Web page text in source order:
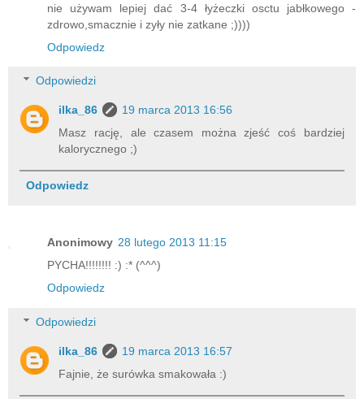
nie używam lepiej dać 3-4 łyżeczki osctu jabłkowego -
zdrowo,smacznie i zyły nie zatkane ;))))
Odpowiedz
Odpowiedzi
ilka_86
19 marca 2013 16:56
Masz rację, ale czasem można zjeść coś bardziej
kalorycznego ;)
Odpowiedz
Anonimowy 28 lutego 2013 11:15
PYCHA!!!!!!!! :) :* (^^^)
Odpowiedz
Odpowiedzi
ilka_86
19 marca 2013 16:57
Fajnie, że surówka smakowała :)